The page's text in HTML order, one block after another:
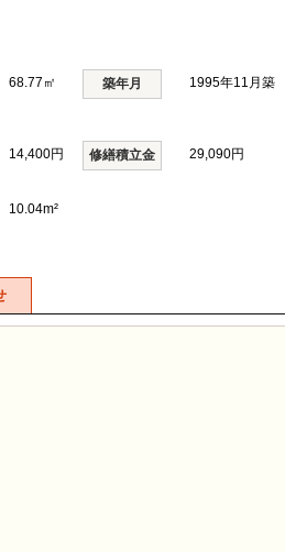
68.77㎡ 築年月 1995年11月築
14,400円 修繕積立金 29,090円
10.04m²